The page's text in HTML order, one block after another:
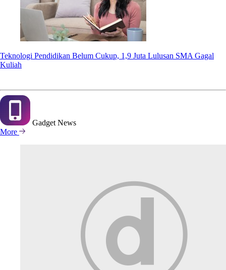
Teknologi Pendidikan Belum Cukup, 1,9 Juta Lulusan SMA Gagal
Kuliah
Gadget News
More